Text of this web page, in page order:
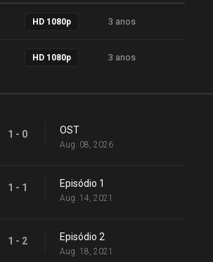
HD 1080p 3 anos
HD 1080p 3 anos
1 - 0 OST
Aug. 08, 2026
1 - 1 Episódio 1
Aug. 14, 2021
1 - 2 Episódio 2
Aug. 18, 2021